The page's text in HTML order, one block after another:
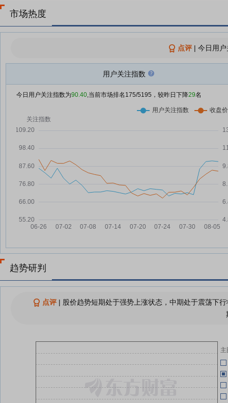
08-05
8月5日投资避雷针：12天7板人气
股提示风险 公司暂未提供算力
08-05
士涨超6%；联创光电及实控人被
08-05
08-04
连续3个交易日大涨！盈峰环境紧
急公告
08-04
盈峰环境：截至2026年7月31
来等违法行为！123亿可控核聚变
08-04
08-04
盈峰环境：无人环卫机器人等业务
08-04
07-02
06-02
05-26
05-26
市场热度
点评| 今日用
用户关注指数
今日用户关注指数为90.40,当前市场排名 175/5195，较昨日下降29名
趋势研判
点评| 股价趋势短期处于强势上涨状态，中期处于震荡下
主